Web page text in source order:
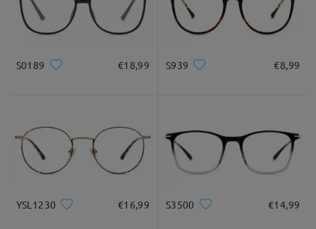
Leggi tutte le
S0189 €18,99 S939 €8,99
YSL1230 €16,99 S3500 €14,99